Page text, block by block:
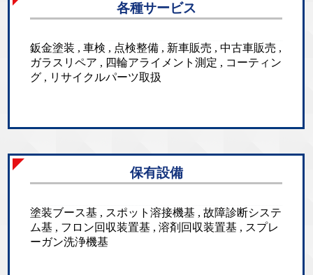
各種サービス
鈑金塗装 , 車検 , 点検整備 , 新車販売 , 中古車販売 ,
ガラスリペア , 四輪アライメント測定 , コーティン
グ , リサイクルパーツ取扱
保有設備
塗装ブース基 , スポット溶接機基 , 故障診断システ
ム基 , フロン回収装置基 , 溶剤回収装置基 , スプレ
ーガン洗浄機基